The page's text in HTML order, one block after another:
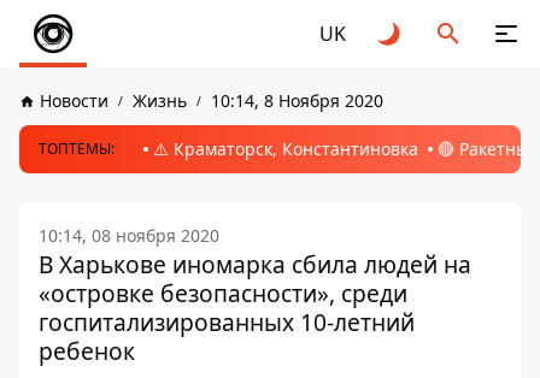
UK
Новости Жизнь 10:14, 8 Ноября 2020
ТОПТЕМЫ: ⚠️ Краматорск, Константиновка 🔴
10:14, 08 ноября 2020
В Харькове иномарка сбила людей на
«островке безопасности», среди
госпитализированных 10-летний
ребенок